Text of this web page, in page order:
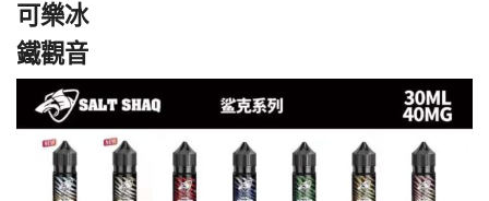
可樂冰
鐵觀音